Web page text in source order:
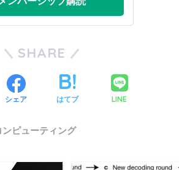
SHARE
シェア はてブ LINE
ンピューティング